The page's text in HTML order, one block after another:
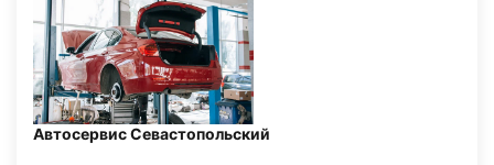
Автосервис Севастопольский